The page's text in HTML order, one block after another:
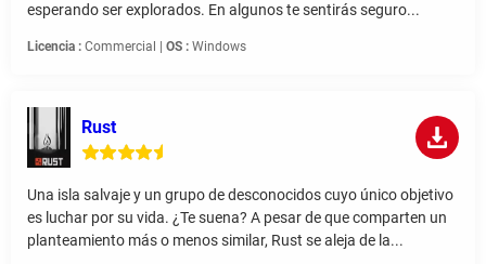
esperando ser explorados. En algunos te sentirás seguro...
Licencia : Commercial | OS : Windows
Rust
Una isla salvaje y un grupo de desconocidos cuyo único objetivo
es luchar por su vida. ¿Te suena? A pesar de que comparten un
planteamiento más o menos similar, Rust se aleja de la...